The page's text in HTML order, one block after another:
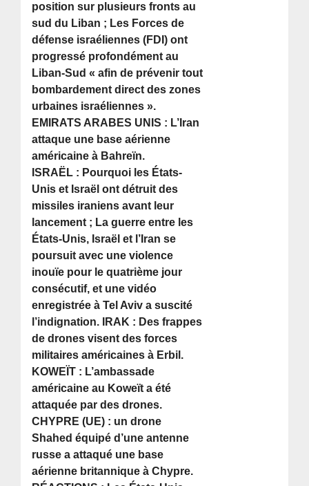
position sur plusieurs fronts au
sud du Liban ; Les Forces de
défense israéliennes (FDI) ont
progressé profondément au
Liban-Sud « afin de prévenir tout
bombardement direct des zones
urbaines israéliennes ».
EMIRATS ARABES UNIS : L’Iran
attaque une base aérienne
américaine à Bahreïn.
ISRAËL : Pourquoi les États-
Unis et Israël ont détruit des
missiles iraniens avant leur
lancement ; La guerre entre les
États-Unis, Israël et l’Iran se
poursuit avec une violence
inouïe pour le quatrième jour
consécutif, et une vidéo
enregistrée à Tel Aviv a suscité
l’indignation. IRAK : Des frappes
de drones visent des forces
militaires américaines à Erbil.
KOWEÏT : L’ambassade
américaine au Koweït a été
attaquée par des drones.
CHYPRE (UE) : un drone
Shahed équipé d’une antenne
russe a attaqué une base
aérienne britannique à Chypre.